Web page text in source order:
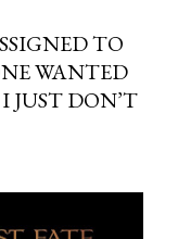
TO
WANTED
JUST DON’T